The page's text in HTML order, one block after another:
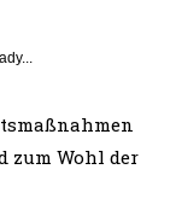
zum Wohl der